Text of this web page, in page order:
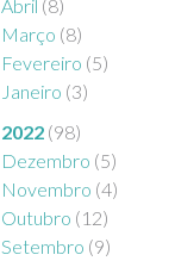
Abril (8)
Março (8)
Fevereiro (5)
Janeiro (3)
2022 (98)
Dezembro (5)
Novembro (4)
Outubro (12)
Setembro (9)